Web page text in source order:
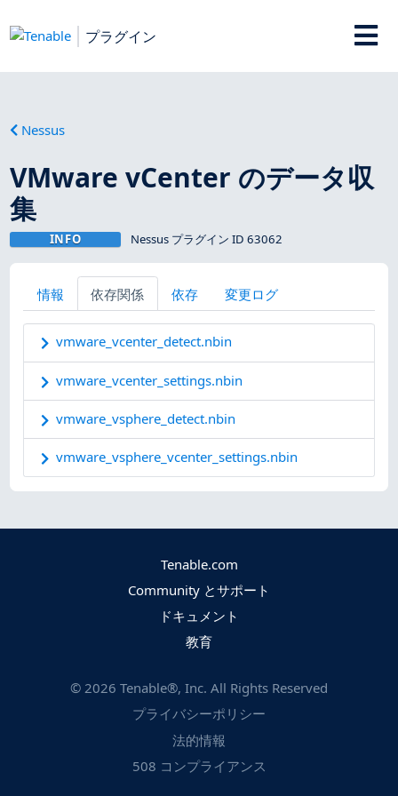
プラグイン
Nessus
VMware vCenter のデータ収
集
INFO Nessus プラグイン ID 63062
情報 依存関係 依存 変更ログ
vmware_vcenter_detect.nbin
vmware_vcenter_settings.nbin
vmware_vsphere_detect.nbin
vmware_vsphere_vcenter_settings.nbin
Tenable.com
Community とサポート
ドキュメント
教育
© 2026 Tenable®, Inc. All Rights Reserved
プライバシーポリシー
法的情報
508 コンプライアンス